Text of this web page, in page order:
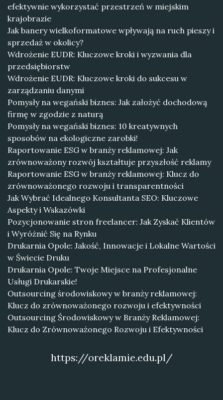
efektywnie wykorzystać przestrzeń w miejskim
krajobrazie
Jak banery wielkoformatowe wpływają na ruch pieszy i
sprzedaż w okolicy?
Wdrożenie EUDR: Kluczowe kroki i wyzwania dla
przedsiębiorstw
Wdrożenie EUDR: Kluczowe kroki do sukcesu w
zarządzaniu danymi
Pomysły na wegański biznes: Jak założyć dochodową
firmę w zgodzie z naturą
Pomysły na wegański biznes: 10 kreatywnych
sposobów na ekologiczne zarobki!
Raportowanie ESG w branży reklamowej: Jak
zrównoważony rozwój kształtuje przyszłość reklamy
Raportowanie ESG w branży reklamowej: Klucz do
zrównoważonego rozwoju i transparentności
Jak Wybrać Idealnego Konsultanta SEO: Kluczowe
Aspekty i Wskazówki
Pozycjonowanie stron freelancer: Jak Zyskać Klientów
i Wyróżnić Się na Rynku
Drukarnia Opole: Jakość, Innowacje i Lokalne Wartości
w Świecie Druku
Drukarnia Opole: Twoje Miejsce na Profesjonalne
Usługi Drukarskie!
Outsourcing środowiskowy w branży reklamowej:
Klucz do zrównoważonego rozwoju i efektywności
Outsourcing Środowiskowy w Branży Reklamowej:
Klucz do Zrównoważonego Rozwoju i Efektywności
https://oreklamie.edu.pl/